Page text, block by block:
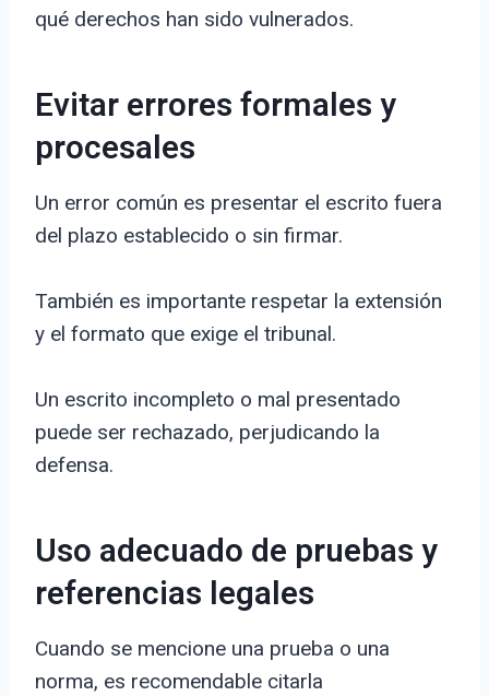
qué derechos han sido vulnerados.
Evitar errores formales y
procesales
Un error común es presentar el escrito fuera
del plazo establecido o sin firmar.
También es importante respetar la extensión
y el formato que exige el tribunal.
Un escrito incompleto o mal presentado
puede ser rechazado, perjudicando la
defensa.
Uso adecuado de pruebas y
referencias legales
Cuando se mencione una prueba o una
norma, es recomendable citarla